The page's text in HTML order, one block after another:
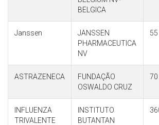
BELGICA
Janssen
JANSSEN
PHARMACEUTICA
NV
55
ASTRAZENECA
FUNDAÇÃO
OSWALDO CRUZ
70
INFLUENZA
TRIVALENTE
INSTITUTO
BUTANTAN